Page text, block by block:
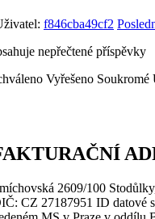
f846cba49cf2
nepřečtené příspěvky
Vyřešeno Soukromé
2609/100
CZ 27187951 ID datové